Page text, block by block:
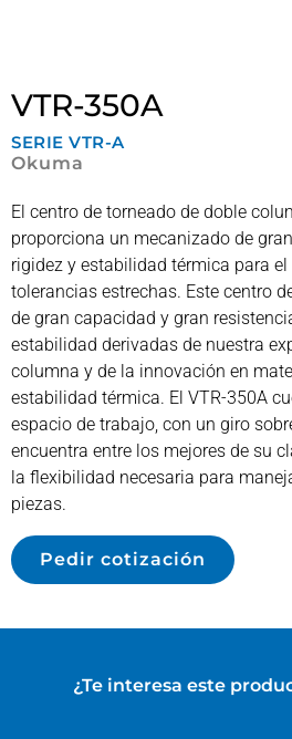
VTR-350A
SERIE VTR-A
Okuma
El centro de torneado de doble
proporciona un mecanizado de
rigidez y estabilidad térmica para
tolerancias estrechas. Este centro
de gran capacidad y gran
estabilidad derivadas de nuestra
columna y de la innovación en
estabilidad térmica. El VTR-350A
espacio de trabajo, con un giro
encuentra entre los mejores de su
la flexibilidad necesaria para
piezas.
Pedir cotización
¿Te interesa este